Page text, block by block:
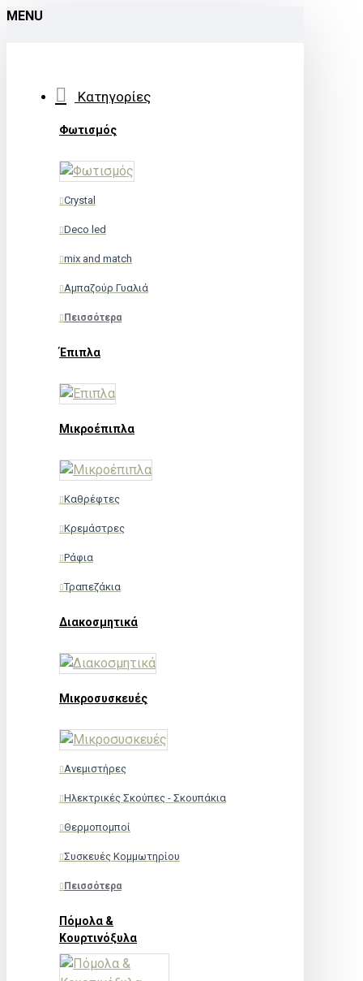
MENU
Κατηγορίες
Φωτισμός
Crystal
Deco led
mix and match
Αμπαζούρ Γυαλιά
Πεισσότερα
Έπιπλα
Μικροέπιπλα
Καθρέφτες
Κρεμάστρες
Ράφια
Τραπεζάκια
Διακοσμητικά
Μικροσυσκευές
Ανεμιστήρες
Ηλεκτρικές Σκούπες - Σκουπάκια
Θερμοπομποί
Συσκευές Κομμωτηρίου
Πεισσότερα
Πόμολα &
Κουρτινόξυλα